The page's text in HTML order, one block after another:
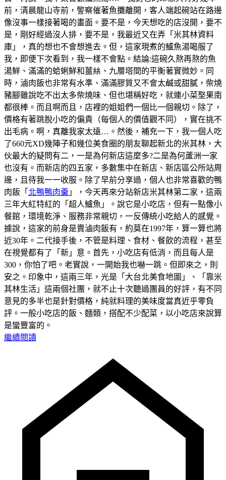
前，清晨龍山寺前，警察催著魚攤離開，客人端起碗站在路邊
像沒事一樣接著喝的畫面。要不是，今天想吃的店沒開，要不
是，剛好經過沒人排，要不是，我最近又在弄「米其林資料
庫」，真的想也不會想進去。但，這家現煮的鱸魚湯喝服了
我，即便下次看到，我一樣不會點。結論:這碗久熬再熬的魚
湯鮮、滿滿的蛤蜊鮮和薑𢇃、九層塔間的平衡著實微妙。同
時，滷肉飯也非常有水準、滿滿膠質又不會太鹹或甜膩，柴燒
豬腳雖說吃不出太多柴燒味、但也堪稱好吃，就連小菜埾果南
都很棒。而且啊而且，店裡的姐姐們一個比一個親切。除了，
價格有著跳脫小吃的偏貴（每個人的價值觀不同），實在挑不
出毛病。啊，真離我家太遠…。然後，補充一下，我一個人吃
了660元XD幾陣子和幾位美食圈的朋友聊起新北的米其林，大
伙最大的疑問有二，一是為何新店這麼多?二是為何蘆洲一家
也沒有。而新店的四五家，多數集中在新店、新店區公所站周
邊，且待我一一收服。除了早前分享過，個人也非常喜歡的鴨
肉飯「 北鴨鴨肉羹 」，今天再來分站新店米其林第二家，這兩
三年大紅特紅的「超人鱸魚」。說它是小吃店，但有一點像小
餐館，環境乾淨、服務非常親切，一反傳統小吃給人的感覺。
據說，這家的前身是賣滷肉飯有，約莫在1997年，算一算也將
近30年。二代接手後，不管是料理、食材、餐飲的流程，甚至
在視覺都有了「新」意。首先，小吃店有低消，而且每人是
300，你怕了吧。老實說，一開始我也嚇一跳。但即來之，則
安之。印象中，這兩三年，光是「大台北美食地圖」、「靠米
其林生活」這兩個社團，就不止十次聽過團員的好評，有不同
意見的多半也是針對價格，純就料理的美味度當真近乎零負
評。一般小吃店的飯、麵類，搭配不少配菜，以小吃店來說算
是蠻豐富的。
繼續閱讀